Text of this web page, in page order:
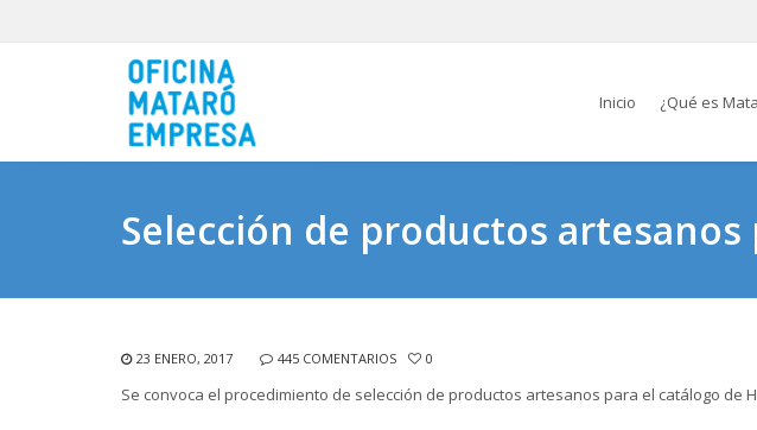
Inicio ¿Qué es
Selección de productos
23 ENERO, 2017 445 COMENTARIOS 0
Se convoca el procedimiento de selección de productos artesanos para el catálogo de